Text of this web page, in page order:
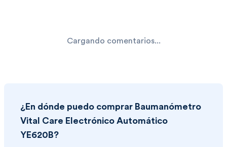
Cargando comentarios...
¿En dónde puedo comprar Baumanómetro
Vital Care Electrónico Automático
YE620B?